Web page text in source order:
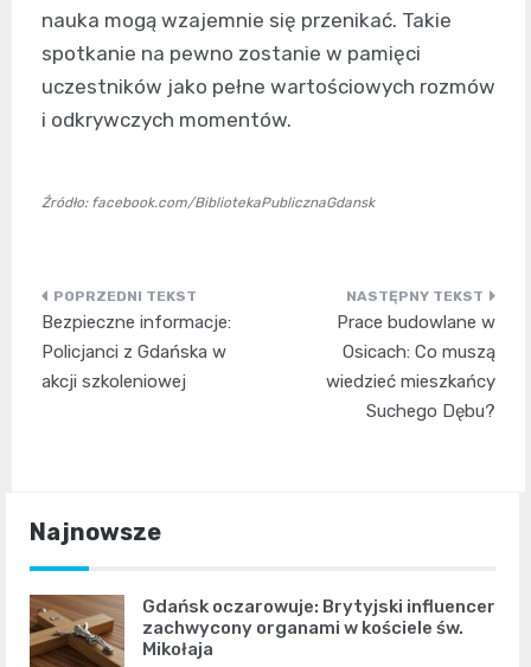
nauka mogą wzajemnie się przenikać. Takie
spotkanie na pewno zostanie w pamięci
uczestników jako pełne wartościowych rozmów
i odkrywczych momentów.
Źródło: facebook.com/BibliotekaPublicznaGdansk
Nawigacja
wpisu
Bezpieczne informacje:
Policjanci z Gdańska w
akcji szkoleniowej
Prace budowlane w
Osicach: Co muszą
wiedzieć mieszkańcy
Suchego Dębu?
Najnowsze
Gdańsk oczarowuje: Brytyjski influencer
zachwycony organami w kościele św.
Mikołaja